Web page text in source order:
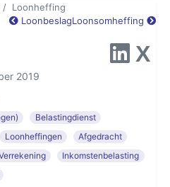
Loonheffing
LoonbeslagLoonsomheffing
2019
Belastingdienst
Loonheffingen
Afgedracht
Inkomstenbelasting